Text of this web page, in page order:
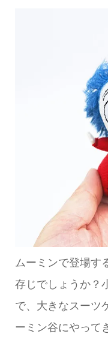
ムーミンで登場す
存じでしょうか？
で、大きなスーツ
ーミン谷にやって